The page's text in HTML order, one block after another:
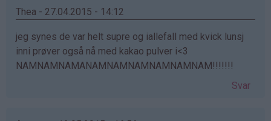
Thea - 27.04.2015 - 14:12
jeg synes de var helt supre og iallefall med kvick lunsj
inni prøver også nå med kakao pulver i<3
NAMNAMNAMANAMNAMNAMNAMNAMNAM!!!!!!!
Svar